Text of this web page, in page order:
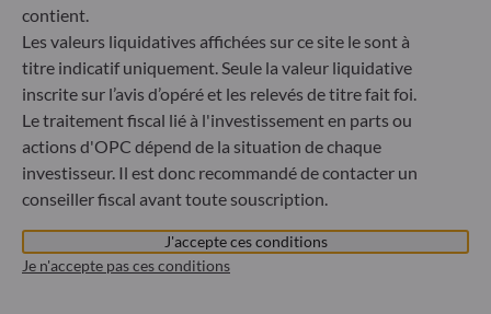
6, rue Gabriel Lippmann
L-5365 Munsbach
Luxembourg
+352 45 76 76 245
Enregistré au registre du commerce et des sociétés de
Luxembourg sous le numéro B 29891 Agréé et supervisé
par la commission de Surveillance du Secteur Financier
(CSSF)
Communiqué sur les sanctions européennes contre la
contient.
Les valeurs liquidatives affichées sur ce site le sont à
titre indicatif uniquement. Seule la valeur liquidative
inscrite sur l’avis d’opéré et les relevés de titre fait foi.
Le traitement fiscal lié à l'investissement en parts ou
actions d'OPC dépend de la situation de chaque
investisseur. Il est donc recommandé de contacter un
conseiller fiscal avant toute souscription.
J'accepte ces conditions
Je n'accepte pas ces conditions